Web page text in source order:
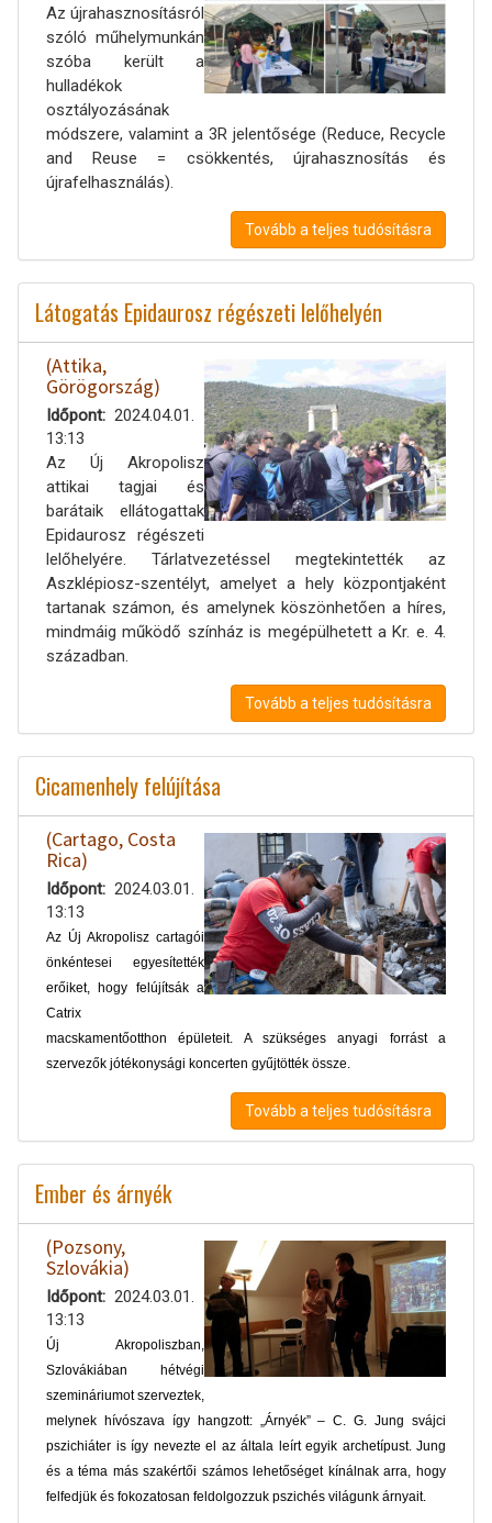
Az újrahasznosításról
szóló műhelymunkán
szóba került a
hulladékok
osztályozásának
módszere, valamint a 3R jelentősége (Reduce, Recycle
and Reuse = csökkentés, újrahasznosítás és
újrafelhasználás).
Tovább a teljes tudósításra
Látogatás Epidaurosz régészeti lelőhelyén
(Attika,
Görögország)
Időpont
2024.04.01.
13:13
Az Új Akropolisz
attikai tagjai és
barátaik ellátogattak
Epidaurosz régészeti
lelőhelyére. Tárlatvezetéssel megtekintették az
Aszklépiosz-szentélyt, amelyet a hely központjaként
tartanak számon, és amelynek köszönhetően a híres,
mindmáig működő színház is megépülhetett a Kr. e. 4.
században.
Tovább a teljes tudósításra
Cicamenhely felújítása
(Cartago, Costa
Rica)
Időpont
2024.03.01.
13:13
Az Új Akropolisz cartagói
önkéntesei egyesítették
erőiket, hogy felújítsák a
Catrix
macskamentőotthon épületeit. A szükséges anyagi forrást a
szervezők jótékonysági koncerten gyűjtötték össze.
Tovább a teljes tudósításra
Ember és árnyék
(Pozsony,
Szlovákia)
Időpont
2024.03.01.
13:13
Új Akropoliszban,
Szlovákiában hétvégi
szemináriumot szerveztek,
melynek hívószava így hangzott: „Árnyék” – C. G. Jung svájci
pszichiáter is így nevezte el az általa leírt egyik archetípust. Jung
és a téma más szakértői számos lehetőséget kínálnak arra, hogy
felfedjük és fokozatosan feldolgozzuk pszichés világunk árnyait.